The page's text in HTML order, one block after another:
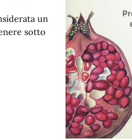
un
sotto